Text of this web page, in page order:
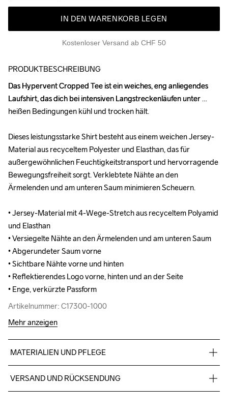
IN DEN WARENKORB LEGEN
Kostenloser Versand ab CHF 50
PRODUKTBESCHREIBUNG
Das Hypervent Cropped Tee ist ein weiches, eng anliegendes
Laufshirt, das dich bei intensiven Langstreckenläufen unter
heißen Bedingungen kühl und trocken hält.
Dieses leistungsstarke Shirt besteht aus einem weichen Jersey-
Material aus recyceltem Polyester und Elasthan, das für
außergewöhnlichen Feuchtigkeitstransport und hervorragende
Bewegungsfreiheit sorgt. Verklebtete Nähte an den
Ärmelenden und am unteren Saum minimieren Scheuern.
• Jersey-Material mit 4-Wege-Stretch aus recyceltem Polyamid
und Elasthan
• Versiegelte Nähte an den Ärmelenden und am unteren Saum
• Abgerundeter Saum vorne
• Sichtbare Nähte vorne und hinten
• Reflektierendes Logo vorne, hinten und an der Seite
• Enge, verkürzte Passform
Artikelnummer: C17300-1000
Das Hypervent Cropped Tee ist ein weiches, eng anliegendes
Laufshirt, das dich bei intensiven Langstreckenläufen unter
heißen Bedingungen kühl und trocken hält.
Dieses leistungsstarke Shirt besteht aus einem weichen Jersey-
Material aus recyceltem Polyester und Elasthan, das für
außergewöhnlichen Feuchtigkeitstransport und hervorragende
Bewegungsfreiheit sorgt. Verklebtete Nähte an den
Ärmelenden und am unteren Saum minimieren Scheuern.
• Jersey-Material mit 4-Wege-Stretch aus recyceltem Polyamid
und Elasthan
• Versiegelte Nähte an den Ärmelenden und am unteren Saum
• Abgerundeter Saum vorne
• Sichtbare Nähte vorne und hinten
• Reflektierendes Logo vorne, hinten und an der Seite
• Enge, verkürzte Passform
Artikelnummer: C17300-1000
Mehr anzeigen
MATERIALIEN UND PFLEGE
81% Polyester recyclé
19% Élasthanne
VERSAND UND RÜCKSENDUNG